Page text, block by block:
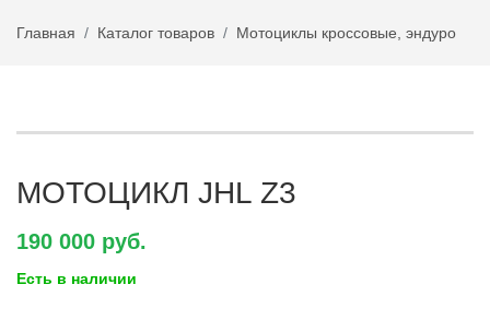
Главная Каталог товаров Мотоциклы кроссовые, эндуро
МОТОЦИКЛ JHL Z3
190 000 руб.
Есть в наличии